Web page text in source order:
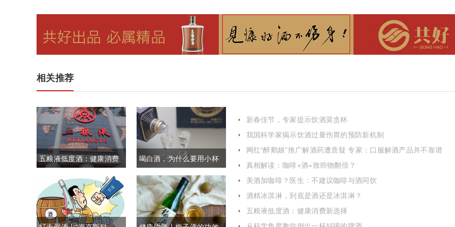
相关推荐
五粮液低度酒：健康消费
新选择
喝白酒，为什么要用小杯
呢？
新春佳节，专家提示饮酒莫贪杯
我国科学家揭示饮酒过量伤胃的预防新机制
网红“醉鹅娘”推广解酒药遭质疑 专家：口服解酒产品并不靠谱
真相解读：咖啡+酒=致癌物翻倍？
美酒加咖啡？医生：不建议咖啡与酒同饮
酒精冰淇淋，到底是酒还是冰淇淋？
五粮液低度酒：健康消费新选择